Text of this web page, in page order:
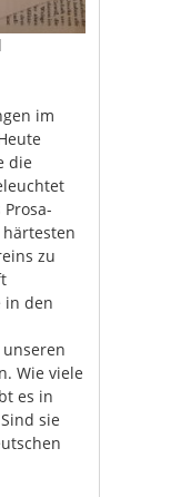
im
die
zu
in den
Wie viele
es in
sie